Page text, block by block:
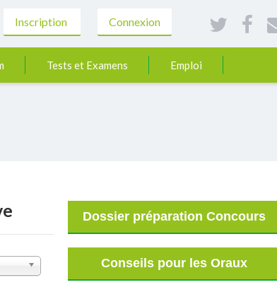
Inscription Connexion
Tests et Examens Emploi
Dossier préparation Concours
Conseils pour les Oraux